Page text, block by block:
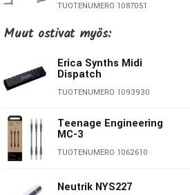
TUOTENUMERO 1087051
AMP CPML-1 30cm
TUOTENUMERO 1001244
Ernie Ball 6441 Flex
TUOTENUMERO 1087055
EB-6222, Flat Patch
TUOTENUMERO 1061506
Muut ostivat myös:
Erica Synths Midi
Dispatch
TUOTENUMERO 1093930
Teenage Engineering
MC-3
TUOTENUMERO 1062610
Neutrik NYS227